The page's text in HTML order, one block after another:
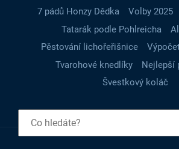
7 pádů Honzy Dědka
Volby 2025
Tatarák podle Pohlreicha
Pěstování lichořeřišnice
Tvarohové knedlíky
Nejlepší
Švestkový koláč